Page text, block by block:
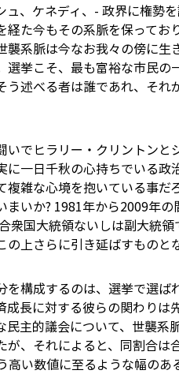
ュ、ケネディ、- 政界に権勢
経た今もその系脈を保ってお
襲系脈は今なお我々の傍に
選挙こそ、最も富裕な市民
う述べる者は誰であれ、そ
いでヒラリー・クリントン
に一日千秋の心持ちでいる
複雑な心境を抱いている事
まいか? 1981年から2009年
衆国大統領ないしは副大統
の上さらに引き延ばすものと
を構成するのは、選挙で選
成長に対する彼らの関わり
民主的議会について、世襲
が、それによると、同割合
高い数値に至るような幅のあ